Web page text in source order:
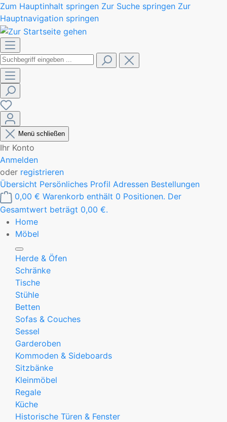
Zum Hauptinhalt springen Zur Suche springen Zur
Hauptnavigation springen
Menü schließen
Ihr Konto
Anmelden
oder registrieren
Übersicht Persönliches Profil Adressen Bestellungen
0,00 € Warenkorb enthält 0 Positionen. Der
Gesamtwert beträgt 0,00 €.
Home
Möbel
Herde & Öfen
Schränke
Tische
Stühle
Betten
Sofas & Couches
Sessel
Garderoben
Kommoden & Sideboards
Sitzbänke
Kleinmöbel
Regale
Küche
Historische Türen & Fenster